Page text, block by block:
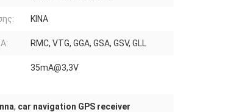
ΚΙΝΑ
RMC, VTG, GGA, GSA, GSV, GLL
35mA@3,3V
, car navigation GPS receiver